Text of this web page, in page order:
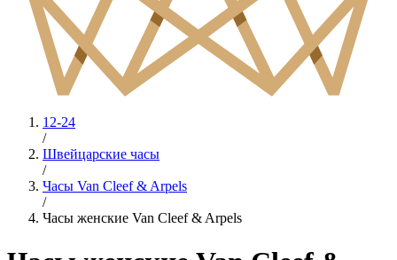
12-24
/
Швейцарские часы
/
Часы Van Cleef & Arpels
/
Часы женские Van Cleef & Arpels